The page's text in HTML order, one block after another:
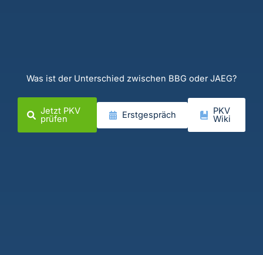
Was ist der Unterschied zwischen BBG oder JAEG?
Jetzt PKV
prüfen Erstgespräch PKV
Wiki